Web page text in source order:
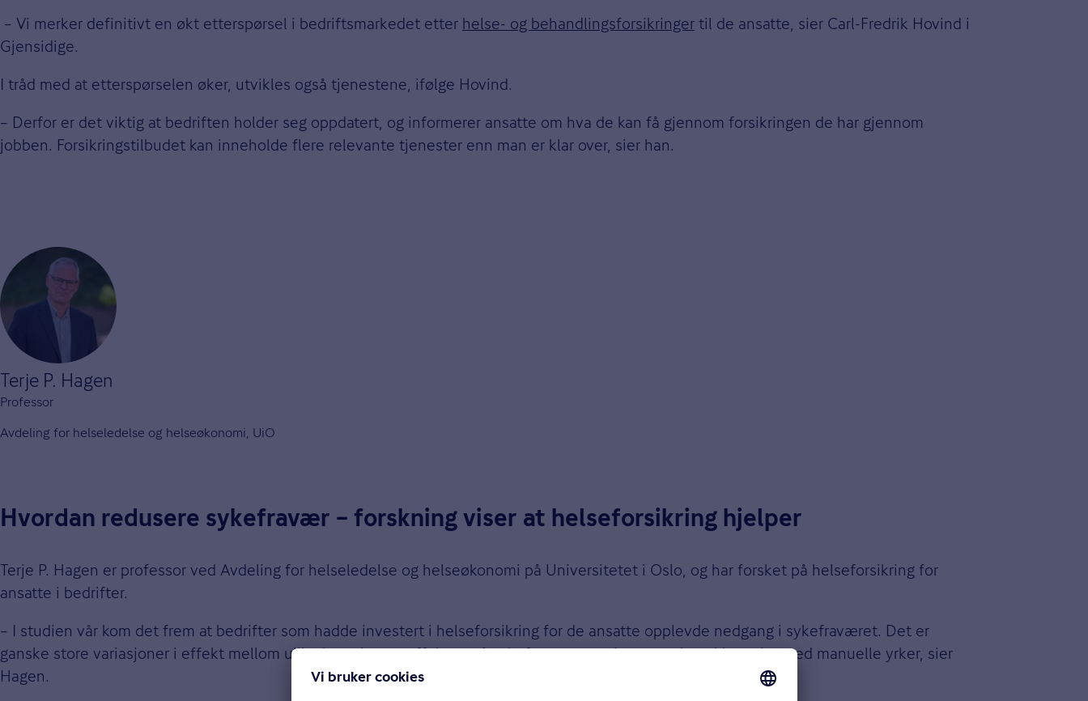
– Vi merker definitivt en økt etterspørsel i bedriftsmarkedet etter helse- og behandlingsforsikringer til de ansatte, sier Carl-Fredrik Hovind i
Gjensidige.
I tråd med at etterspørselen øker, utvikles også tjenestene, ifølge Hovind.
– Derfor er det viktig at bedriften holder seg oppdatert, og informerer ansatte om hva de kan få gjennom forsikringen de har gjennom
jobben. Forsikringstilbudet kan inneholde flere relevante tjenester enn man er klar over, sier han.
Terje P. Hagen
Professor
Avdeling for helseledelse og helseøkonomi, UiO
Hvordan redusere sykefravær – forskning viser at helseforsikring hjelper
Terje P. Hagen er professor ved Avdeling for helseledelse og helseøkonomi på Universitetet i Oslo, og har forsket på helseforsikring for
ansatte i bedrifter.
– I studien vår kom det frem at bedrifter som hadde investert i helseforsikring for de ansatte opplevde nedgang i sykefraværet. Det er
ganske store variasjoner i effekt mellom ulike bransjer, og effekten på sykefraværet er gjerne sterkest i bransjer med manuelle yrker, sier
Hagen.